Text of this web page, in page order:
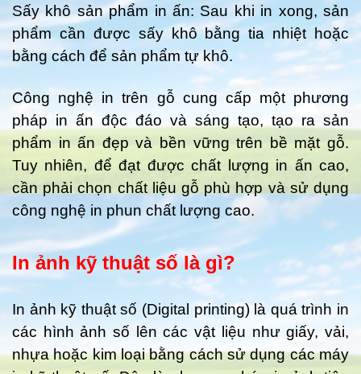
Sấy khô sản phẩm in ấn: Sau khi in xong, sản
phẩm cần được sấy khô bằng tia nhiệt hoặc
bằng cách để sản phẩm tự khô.
Công nghệ in trên gỗ cung cấp một phương
pháp in ấn độc đáo và sáng tạo, tạo ra sản
phẩm in ấn đẹp và bền vững trên bề mặt gỗ.
Tuy nhiên, để đạt được chất lượng in ấn cao,
cần phải chọn chất liệu gỗ phù hợp và sử dụng
công nghệ in phun chất lượng cao.
In ảnh kỹ thuật số là gì?
In ảnh kỹ thuật số (Digital printing) là quá trình in
các hình ảnh số lên các vật liệu như giấy, vải,
nhựa hoặc kim loại bằng cách sử dụng các máy